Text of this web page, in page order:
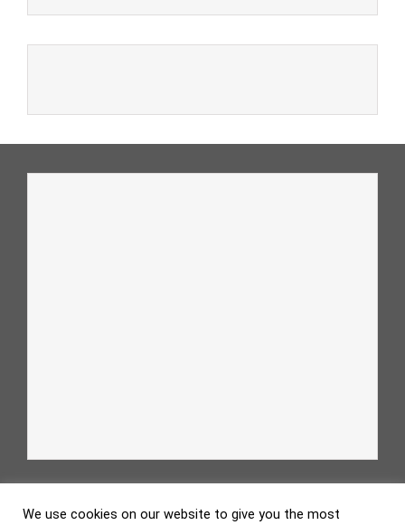
We use cookies on our website to give you the most